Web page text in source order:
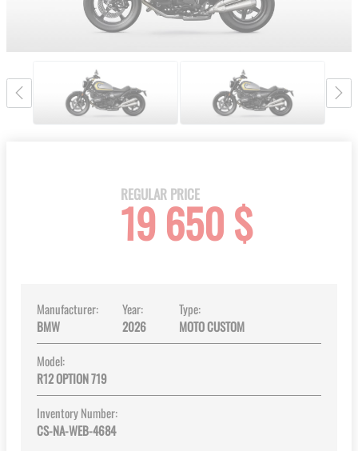
REGULAR PRICE
19 650 $
Manufacturer:
BMW
Year:
2026
Type:
MOTO CUSTOM
Model:
R12 OPTION 719
Inventory Number:
CS-NA-WEB-4684